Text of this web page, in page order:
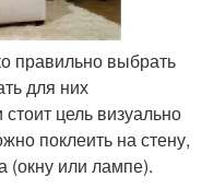
правильно выбрать
для них
цель визуально
поклеить на стену,
(окну или лампе).